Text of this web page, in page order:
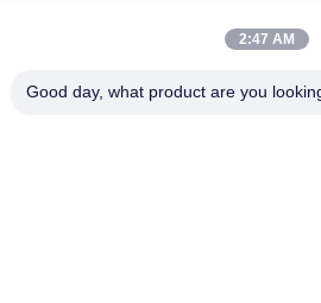
2:47 AM
Good day, what product are you